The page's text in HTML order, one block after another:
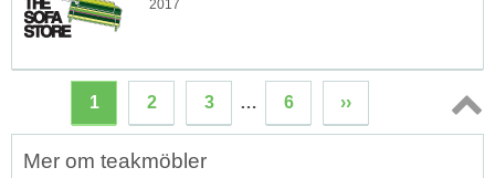
2017
1 2 3 … 6 ››
Topp
Mer om teakmöbler